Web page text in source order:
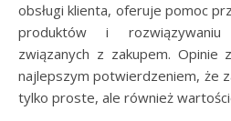
obsługi klienta, oferuje pomoc
produktów i rozwiązywaniu
związanych z zakupem. Opinie
najlepszym potwierdzeniem, że
tylko proste, ale również